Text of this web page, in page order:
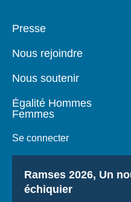
Pied
Presse
Nous rejoindre
Nous soutenir
Égalité Hommes
Femmes
Se connecter
Titre
Ramses 2026, Un
échiquier